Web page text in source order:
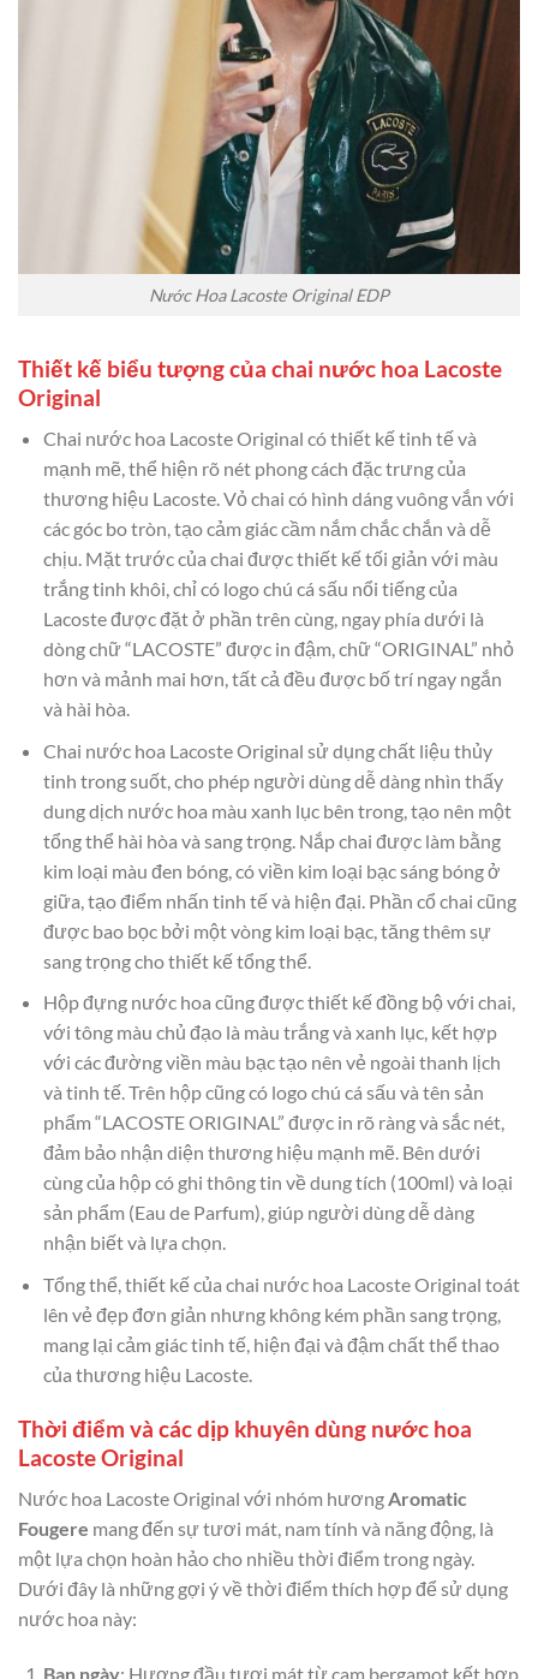
Nước Hoa Lacoste Original EDP
Thiết kế biểu tượng của chai nước hoa Lacoste
Original
Chai nước hoa Lacoste Original có thiết kế tinh tế và
mạnh mẽ, thể hiện rõ nét phong cách đặc trưng của
thương hiệu Lacoste. Vỏ chai có hình dáng vuông vắn với
các góc bo tròn, tạo cảm giác cầm nắm chắc chắn và dễ
chịu. Mặt trước của chai được thiết kế tối giản với màu
trắng tinh khôi, chỉ có logo chú cá sấu nổi tiếng của
Lacoste được đặt ở phần trên cùng, ngay phía dưới là
dòng chữ “LACOSTE” được in đậm, chữ “ORIGINAL” nhỏ
hơn và mảnh mai hơn, tất cả đều được bố trí ngay ngắn
và hài hòa.
Chai nước hoa Lacoste Original sử dụng chất liệu thủy
tinh trong suốt, cho phép người dùng dễ dàng nhìn thấy
dung dịch nước hoa màu xanh lục bên trong, tạo nên một
tổng thể hài hòa và sang trọng. Nắp chai được làm bằng
kim loại màu đen bóng, có viền kim loại bạc sáng bóng ở
giữa, tạo điểm nhấn tinh tế và hiện đại. Phần cổ chai cũng
được bao bọc bởi một vòng kim loại bạc, tăng thêm sự
sang trọng cho thiết kế tổng thể.
Hộp đựng nước hoa cũng được thiết kế đồng bộ với chai,
với tông màu chủ đạo là màu trắng và xanh lục, kết hợp
với các đường viền màu bạc tạo nên vẻ ngoài thanh lịch
và tinh tế. Trên hộp cũng có logo chú cá sấu và tên sản
phẩm “LACOSTE ORIGINAL” được in rõ ràng và sắc nét,
đảm bảo nhận diện thương hiệu mạnh mẽ. Bên dưới
cùng của hộp có ghi thông tin về dung tích (100ml) và loại
sản phẩm (Eau de Parfum), giúp người dùng dễ dàng
nhận biết và lựa chọn.
Tổng thể, thiết kế của chai nước hoa Lacoste Original toát
lên vẻ đẹp đơn giản nhưng không kém phần sang trọng,
mang lại cảm giác tinh tế, hiện đại và đậm chất thể thao
của thương hiệu Lacoste.
Thời điểm và các dịp khuyên dùng nước hoa
Lacoste Original
Nước hoa Lacoste Original với nhóm hươngAromatic
Fougere mang đến sự tươi mát, nam tính và năng động, là
một lựa chọn hoàn hảo cho nhiều thời điểm trong ngày.
Dưới đây là những gợi ý về thời điểm thích hợp để sử dụng
nước hoa này:
Ban ngày: Hương đầu tươi mát từ cam bergamot kết hợp